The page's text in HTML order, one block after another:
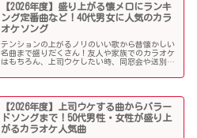
【2026年度】盛り上がる懐メロにランキ
ング定番曲など！40代男女に人気のカラ
オケソング
テンションの上がるノリのいい歌から昔懐かしい
名曲まで盛りだくさん！友人や家族でのカラオケ
はもちろん、上司ウケしたい時、同窓会や送別会
ッとくるようなカラオケソングを探している方も
【2026年度】上司ウケする曲からバラー
ドソングまで！50代男性・女性が盛り上
がるカラオケ人気曲